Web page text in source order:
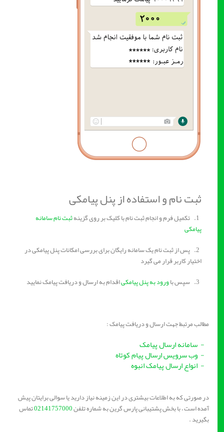
ثبت نام و استفاده از پنل پیامکی
ثبت نام سامانه
پیامکی
2. پس از ثبت نام یک سامانه رایگان برای بررسی امکانات پنل پیامکی در
اختیار کاربر قرار می گیرد
ورود به پنل پیامکیاقدام به ارسال و دریافت پیامک نمایید
مطالب مرتبط جهت ارسال و دریافت پیامک :
- سامانه ارسال پیامک
وب سرویس ارسال پیام کوتاه
- انواع ارسال پیامک انبوه
در صورتی که به اطلاعات بیشتری در این زمینه نیاز دارید یا سوالی برایتان پیش
آمده است ، با بخش پشتیبانی پارس گرین به شماره تلفن02141757000تماس
بگیرید .